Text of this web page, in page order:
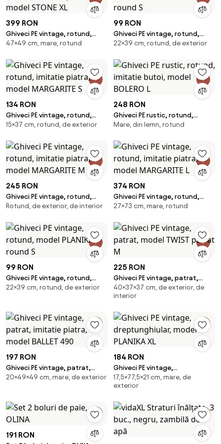
399 RON
Ghiveci PE vintage, rotund,
imitatie piatra, model STONE XL
47×49 cm, mare, rotund
99 RON
Ghiveci PE vintage, rotund,
model PLANIKA round S
22×39 cm, rotund, de exterior
134 RON
Ghiveci PE vintage, rotund,
imitatie piatra, model
15×37 cm, rotund, de exterior
248 RON
Ghiveci PE rustic, rotund,
imitatie butoi, model BOLERO L
Mare, din lemn, rotund
245 RON
Ghiveci PE vintage, rotund,
imitatie piatra, model
Rotund, de exterior, de interior
374 RON
Ghiveci PE vintage, rotund,
imitatie piatra, model
27×73 cm, mare, rotund
99 RON
Ghiveci PE vintage, rotund,
model PLANIKA round S
22×39 cm, rotund, de exterior
225 RON
Ghiveci PE vintage, patrat,
model TWIST patrat M
40×37×37 cm, de exterior, de
interior
197 RON
Ghiveci PE vintage, patrat,
imitatie piatra, model BALLET
20×49×49 cm, mare, de exterior
184 RON
Ghiveci PE vintage,
dreptunghiular, model PLANIKA
XL
17,5×77,5×21 cm, mare, de
exterior
191 RON